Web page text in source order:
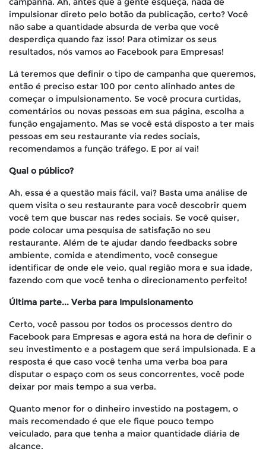
impulsionar direto pelo botão da publicação, certo? Você
não sabe a quantidade absurda de verba que você
desperdiça quando faz isso! Para otimizar os seus
resultados, nós vamos ao Facebook para Empresas!
Lá teremos que definir o tipo de campanha que queremos,
então é preciso estar 100 por cento alinhado antes de
começar o impulsionamento. Se você procura curtidas,
comentários ou novas pessoas em sua página, escolha a
função engajamento. Mas se você está disposto a ter mais
pessoas em seu restaurante via redes sociais,
recomendamos a função tráfego. E por aí vai!
Qual o público?
Ah, essa é a questão mais fácil, vai? Basta uma análise de
quem visita o seu restaurante para você descobrir quem
você tem que buscar nas redes sociais. Se você quiser,
pode colocar uma pesquisa de satisfação no seu
restaurante. Além de te ajudar dando feedbacks sobre
ambiente, comida e atendimento, você consegue
identificar de onde ele veio, qual região mora e sua idade,
fazendo com que você tenha o direcionamento perfeito!
Última parte... Verba para Impulsionamento
Certo, você passou por todos os processos dentro do
Facebook para Empresas e agora está na hora de definir o
seu investimento e a postagem que será impulsionada. E a
resposta é que caso você tenha uma verba boa para
disputar o espaço com os seus concorrentes, você pode
deixar por mais tempo a sua verba.
Quanto menor for o dinheiro investido na postagem, o
mais recomendado é que ele fique pouco tempo
veiculado, para que tenha a maior quantidade diária de
alcance.